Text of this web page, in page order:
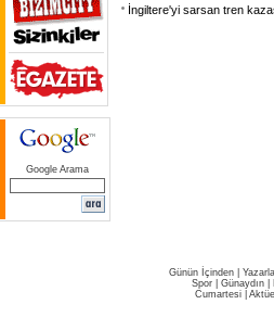
Google Arama
İngiltere'yi sarsan tren
Günün İçinden
Spor
Günaydın
Cumartesi|